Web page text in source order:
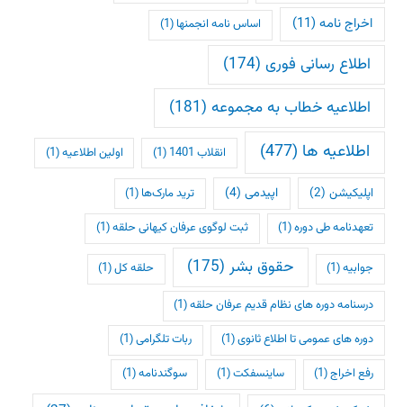
اخراج نامه (11) اساس نامه انجمنها (1)
اطلاع رسانی فوری (174)
اطلاعیه خطاب به مجموعه (181)
اطلاعیه ها (477) انقلاب 1401 (1) اولین اطلاعیه(1)
اپلیکیشن (2) اپیدمی(4) ترید مارک‌ها (1)
تعهدنامه طی دوره(1) ثبت لوگوی عرفان کیهانی حلقه(1)
جوابیه(1) حقوق بشر (175) حلقه کل(1)
درسنامه دوره های نظام قدیم عرفان حلقه(1)
دوره های عمومی تا اطلاع ثانوی(1) ربات تلگرامی(1)
رفع اخراج(1) ساینسفکت(1) سوگندنامه(1)